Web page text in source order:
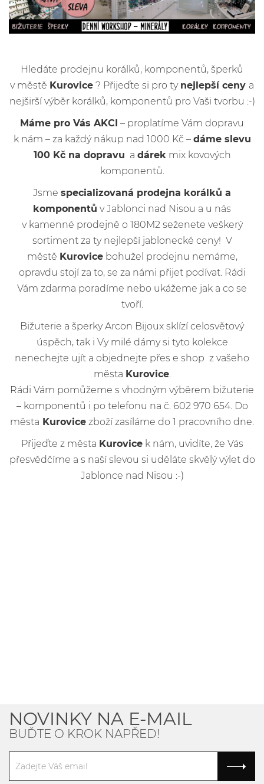
Hledáte prodejnu korálků, komponentů, šperků
v městě Kurovice ? Přijeďte si pro ty nejlepší ceny a
nejširší výběr korálků, komponentů pro Vaši tvorbu :-)
Máme pro Vás AKCI – proplatíme Vám dopravu
k nám – za každý nákup nad 1000 Kč – dáme slevu
100 Kč na dopravu a dárek mix kovových
komponentů.
Jsme specializovaná prodejna korálků a
komponentů v Jablonci nad Nisou a u nás
v kamenné prodejně o 180M2 seženete veškerý
sortiment za ty nejlepší jablonecké ceny! V
městě Kurovicebohužel prodejnu nemáme,
opravdu stojí za to, se za námi přijet podívat. Rádi
Vám zdarma poradíme nebo ukážeme jak a co se
tvoří.
Bižuterie a šperky Arcon Bijoux sklízí celosvětový
úspěch, tak i Vy milé dámy si tyto kolekce
nenechejte ujít a objednejte přes e shop z vašeho
města Kurovice.
Rádi Vám pomůžeme s vhodným výběrem bižuterie
– komponentů i po telefonu na č. 602 970 654. Do
města Kurovice zboží zasíláme do 1 pracovního dne.
Přijeďte z města Kurovicek nám, uvidíte, že Vás
přesvědčíme a s naší slevou si uděláte skvělý výlet do
Jablonce nad Nisou :-)
NOVINKY NA E-MAIL
BUĎTE O KROK NAPŘED!